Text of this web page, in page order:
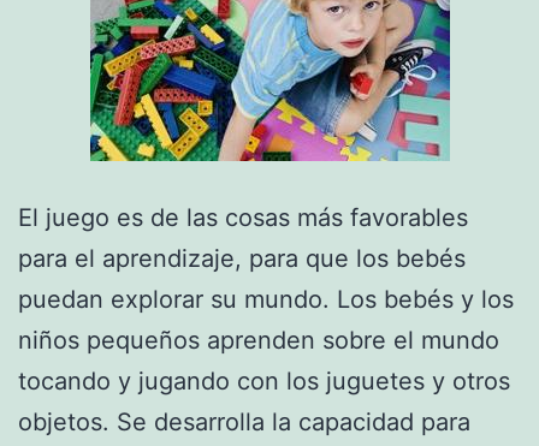
El juego es de las cosas más favorables
para el aprendizaje, para que los bebés
puedan explorar su mundo. Los bebés y los
niños pequeños aprenden sobre el mundo
tocando y jugando con los juguetes y otros
objetos. Se desarrolla la capacidad para